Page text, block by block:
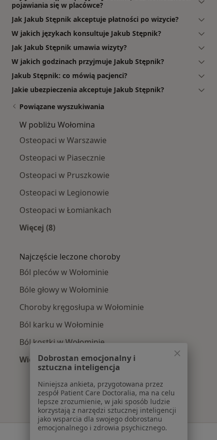
pojawiania się w placówce?
Jak Jakub Stępnik akceptuje płatności po wizycie?
W jakich językach konsultuje Jakub Stępnik?
Jak Jakub Stępnik umawia wizyty?
W jakich godzinach przyjmuje Jakub Stępnik?
Jakub Stępnik: co mówią pacjenci?
Jakie ubezpieczenia akceptuje Jakub Stępnik?
Powiązane wyszukiwania
W pobliżu Wołomina
Osteopaci w Warszawie
Osteopaci w Piasecznie
Osteopaci w Pruszkowie
Osteopaci w Legionowie
Osteopaci w Łomiankach
Więcej (8)
Najczęście leczone choroby
Ból pleców w Wołominie
Bóle głowy w Wołominie
Choroby kręgosłupa w Wołominie
Ból karku w Wołominie
Ból kostki w Wołominie
Więcej (15)
Więcej w kategorii: Najczęście leczone
Dobrostan emocjonalny i
sztuczna inteligencja
Niniejsza ankieta, przygotowana przez
zespół Patient Care Doctoralia, ma na celu
lepsze zrozumienie, w jaki sposób ludzie
korzystają z narzędzi sztucznej inteligencji
jako wsparcia dla swojego dobrostanu
emocjonalnego i zdrowia psychicznego.